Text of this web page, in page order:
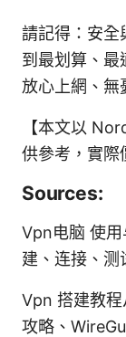
請記得：安全
到最划算、
放心上網、無
【本文以
供參考，實際
Sources:
Vpn电脑 使
建、连接、测
Vpn 搭建教
攻略、